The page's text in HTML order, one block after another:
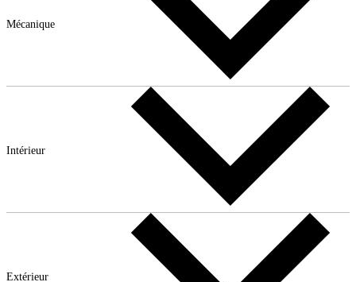
Mécanique
Intérieur
Extérieur